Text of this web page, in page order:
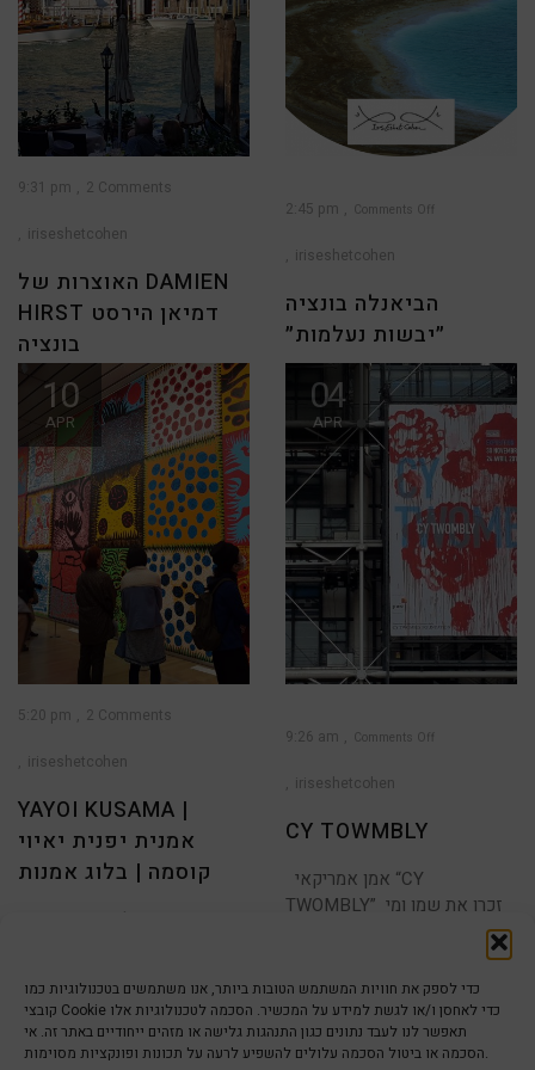
כדי לספק את חוויות המשתמש הטובות ביותר, אנו משתמשים בטכנולוגיות כמו
קובצי Cookie כדי לאחסן ו/או לגשת למידע על המכשיר. הסכמה לטכנולוגיות אלו
תאפשר לנו לעבד נתונים כגון התנהגות גלישה או מזהים ייחודיים באתר זה. אי
הסכמה או ביטול הסכמה עלולים להשפיע לרעה על תכונות ופונקציות מסוימות.
9:31 pm 2 Comments
iriseshetcohen
האוצרות של DAMIEN
HIRST דמיאן הירסט
בונציה
בעקבות הפוסט שכתבתי על
התערוכה “יבשות נעלמות” בה אני
מציגה בביאנלה בונציה קיבלתי
2:45 pm Comments Off
iriseshetcohen
הביאנלה בונציה
״יבשות נעלמות״
חגיגות הבינאלה בונציה Biennale
di Venezia מוצאת את עצמי
בטיסה לונציה ומסביבי
10
APR
5:20 pm 2 Comments
iriseshetcohen
YAYOI KUSAMA |
אמנית יפנית יאיוי
קוסמה | בלוג אמנות
תערוכה שמחה לחג שמח! יפן –
04
APR
9:26 am Comments Off
iriseshetcohen
CY TOWMBLY
TWOMBLY” זכרו את שמו ומי